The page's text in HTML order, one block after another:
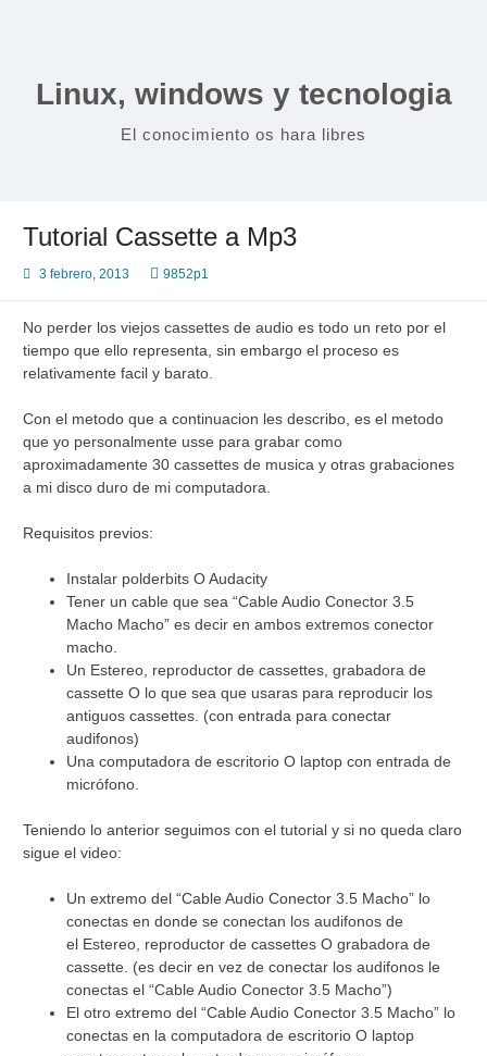
Linux, windows y tecnologia
El conocimiento os hara libres
Tutorial Cassette a Mp3
3 febrero, 2013 9852p1
No perder los viejos cassettes de audio es todo un reto por el
tiempo que ello representa, sin embargo el proceso es
relativamente facil y barato.
Con el metodo que a continuacion les describo, es el metodo
que yo personalmente usse para grabar como
aproximadamente 30 cassettes de musica y otras grabaciones
a mi disco duro de mi computadora.
Requisitos previos:
Instalar polderbits O Audacity
Tener un cable que sea “Cable Audio Conector 3.5
Macho Macho” es decir en ambos extremos conector
macho.
Un Estereo, reproductor de cassettes, grabadora de
cassette O lo que sea que usaras para reproducir los
antiguos cassettes. (con entrada para conectar
audifonos)
Una computadora de escritorio O laptop con entrada de
micrófono.
Teniendo lo anterior seguimos con el tutorial y si no queda claro
sigue el video:
Un extremo del “Cable Audio Conector 3.5 Macho” lo
conectas en donde se conectan los audifonos de
el Estereo, reproductor de cassettes O grabadora de
cassette. (es decir en vez de conectar los audifonos le
conectas el “Cable Audio Conector 3.5 Macho”)
El otro extremo del “Cable Audio Conector 3.5 Macho” lo
conectas en la computadora de escritorio O laptop